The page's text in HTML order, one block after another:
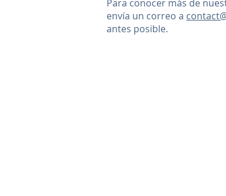
Para conocer más de
envía un correo a
antes posible.